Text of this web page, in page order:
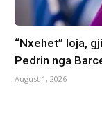
“Nxehet” loja,
Pedrin nga
August 1, 2026